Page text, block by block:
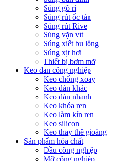
Súng gõ rỉ
Súng rút ốc tán
Súng rút Rive
Súng vặn vít
Súng xiết bu lông
Súng xịt hơi
Thiết bị bơm mỡ
Keo dán công nghiệp
Keo chống xoay
Keo dán khác
Keo dán nhanh
Keo khóa ren
Keo làm kín ren
Keo silicon
Keo thay thế gioăng
Sản phẩm hóa chất
Dầu công nghiệp
Mỡ công nghiệp